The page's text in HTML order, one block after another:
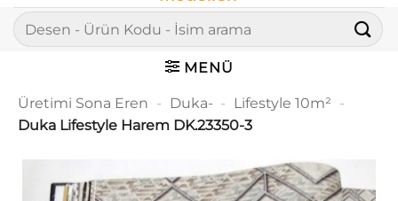
Ara:
MENÜ
Üretimi Sona Eren - Duka- - Lifestyle 10m² -
Duka Lifestyle Harem DK.23350-3